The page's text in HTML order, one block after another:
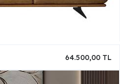
64.500,00 TL